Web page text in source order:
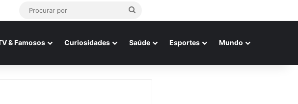
Procurar
& Famosos Curiosidades Saúde Esportes Mundo